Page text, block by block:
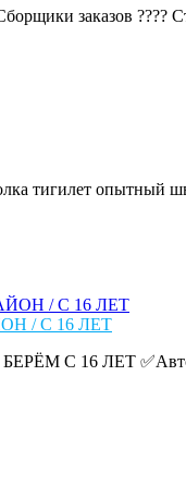
заказов ????
тигилет опытный
/ С 16 ЛЕТ
С 16 ЛЕТ ✅Авто: